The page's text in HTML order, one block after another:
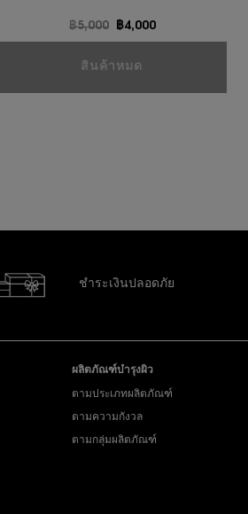
ราคาเก่า
฿5,000 ราคาใหม่
฿4,000
สินค้าหมด
ชำระเงินปลอดภัย
ผลิตภัณฑ์บำรุงผิว
ตามประเภทผลิตภัณฑ์
ตามความกังวล
ตามกลุ่มผลิตภัณฑ์